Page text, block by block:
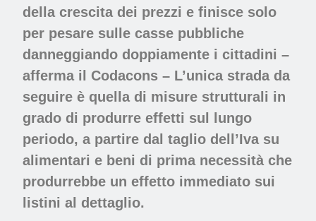
della crescita dei prezzi e finisce solo
per pesare sulle casse pubbliche
danneggiando doppiamente i cittadini –
afferma il Codacons – L’unica strada da
seguire è quella di misure strutturali in
grado di produrre effetti sul lungo
periodo, a partire dal taglio dell’Iva su
alimentari e beni di prima necessità che
produrrebbe un effetto immediato sui
listini al dettaglio.